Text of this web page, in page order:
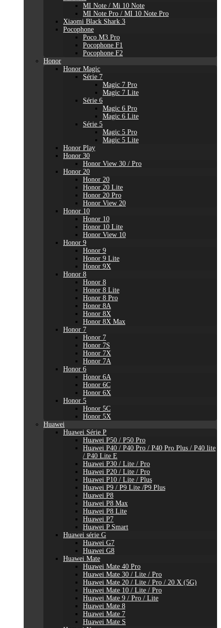
MI Note / Mi 10 Note
MI Note Pro / MI 10 Note Pro
Xiaomi Black Shark 3
Pocophone
Poco M3 Pro
Pocophone F1
Pocophone F2
Honor
Honor Magic
Série 7
Magic 7 Pro
Magic 7 Lite
Série 6
Magic 6 Pro
Magic 6 Lite
Série 5
Magic 5 Pro
Magic 5 Lite
Honor Play
Honor 30
Honor View 30 / Pro
Honor 20
Honor 20
Honor 20 Lite
Honor 20 Pro
Honor View 20
Honor 10
Honor 10
Honor 10 Lite
Honor View 10
Honor 9
Honor 9
Honor 9 Lite
Honor 9X
Honor 8
Honor 8
Honor 8 Lite
Honor 8 Pro
Honor 8A
Honor 8X
Honor 8X Max
Honor 7
Honor 7
Honor 7S
Honor 7X
Honor 7A
Honor 6
Honor 6A
Honor 6C
Honor 6X
Honor 5
Honor 5C
Honor 5X
Huawei
Huawei Série P
Huawei P50 / P50 Pro
Huawei P40 / P40 Pro / P40 Pro Plus / P40 lite
/ P40 Lite E
Huawei P30 / Lite / Pro
Huawei P20 / Lite / Pro
Huawei P10 / Lite / Plus
Huawei P9 / P9 Lite /P9 Plus
Huawei P8
Huawei P8 Max
Huawei P8 Lite
Huawei P7
Huawei P Smart
Huawei série G
Huawei G7
Huawei G8
Huawei Mate
Huawei Mate 40 Pro
Huawei Mate 30 / Lite / Pro
Huawei Mate 20 / Lite / Pro / 20 X (5G)
Huawei Mate 10 / Lite / Pro
Huawei Mate 9 / Pro / Lite
Huawei Mate 8
Huawei Mate 7
Huawei Mate S